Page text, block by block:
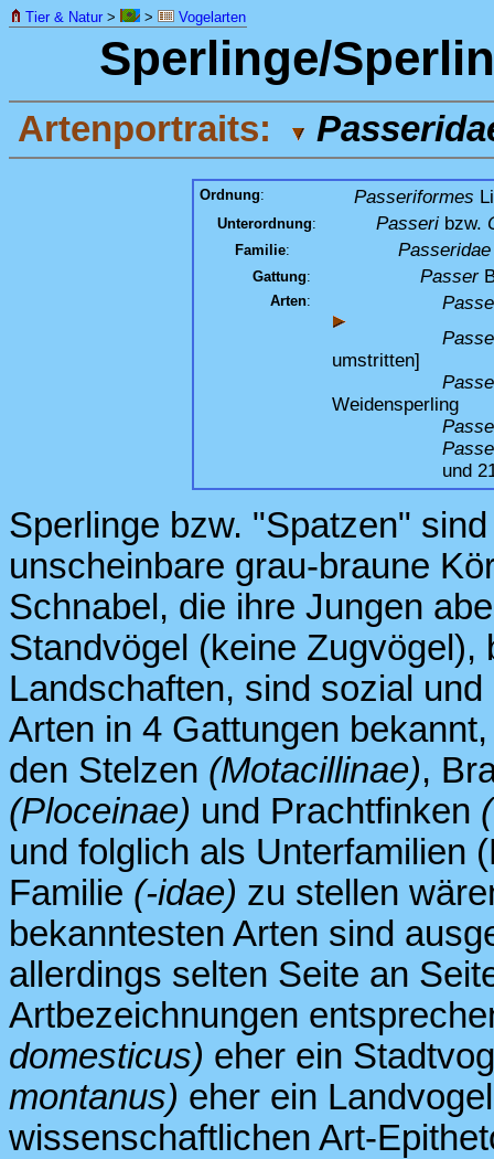
Tier & Natur > > Vogelarten
Sperlinge/
Artenportraits:
Ordnung: Passeriformes
Unterordnung: Passeri bzw.
Familie: Passeridae
Gattung: Passer
Arten:
umstritten]
Weidensperling
und 21
Sperlinge bzw. "Spatzen"
unscheinbare grau-braune
Schnabel, die ihre Jungen
Standvögel (keine Zugvögel),
Landschaften, sind sozial
Arten in 4 Gattungen
den Stelzen (Motacillinae),
(Ploceinae) und Prachtfinken
und folglich als Unterfamilien
Familie (-idae) zu stellen
bekanntesten Arten sind
allerdings selten Seite an
Artbezeichnungen
domesticus) eher ein
montanus) eher ein
wissenschaftlichen Art-